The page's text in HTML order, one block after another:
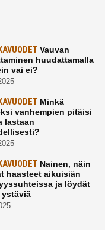
Vauvan
huudattamalla
vai ei?
Minkä
vanhempien pitäisi
lastaan
Nainen, näin
haasteet aikuisiän
ja löydät